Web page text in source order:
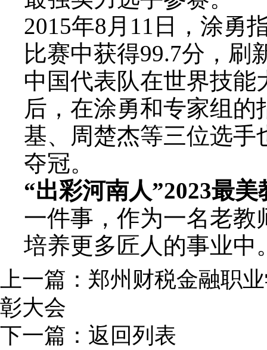
2015年8月11日，涂勇
比赛中获得99.7分，刷
中国代表队在世界技
后，在涂勇和专家组
基、周楚杰等三位选手
夺冠。
“出彩河南人”2023最
一件事，作为一名老教
培养更多匠人的事业中
上一篇： 郑州财税金融职
彰大会
下一篇： 返回列表